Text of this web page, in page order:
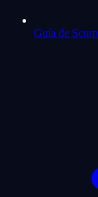
Guía de